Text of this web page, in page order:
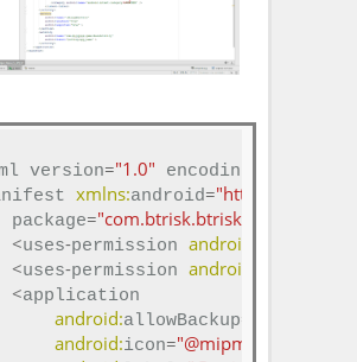
version="1.0" encoding
xmlns:android="http://
package
="com.btrisk.btrisksmshacker"
<uses-permission android:
<uses-permission android:
<application
android:allowBackup
android:icon="@mipmap/